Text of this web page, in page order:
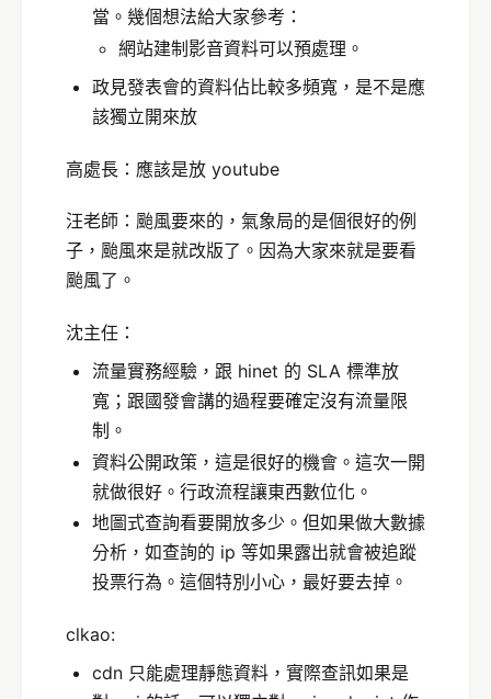
當。幾個想法給大家參考：
網站建制影音資料可以預處理。
政見發表會的資料佔比較多頻寬，是不是應
該獨立開來放
高處長：應該是放 youtube
汪老師：颱風要來的，氣象局的是個很好的例
子，颱風來是就改版了。因為大家來就是要看
颱風了。
沈主任：
流量實務經驗，跟 hinet 的 SLA 標準放
寬；跟國發會講的過程要確定沒有流量限
制。
資料公開政策，這是很好的機會。這次一開
就做很好。行政流程讓東西數位化。
地圖式查詢看要開放多少。但如果做大數據
分析，如查詢的 ip 等如果露出就會被追蹤
投票行為。這個特別小心，最好要去掉。
clkao:
cdn 只能處理靜態資料，實際查訊如果是